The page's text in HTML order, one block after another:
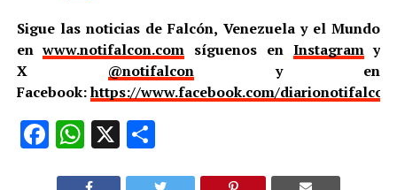
Sigue las noticias de Falcón, Venezuela y el Mundo
enwww.notifalcon.com síguenos en Instagramy
X @notifalcon y en
Facebook:https://www.facebook.com/
Facebook
WhatsApp
X Compartir